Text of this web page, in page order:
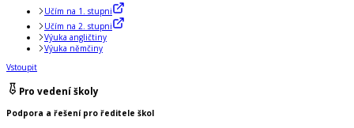
Učím na 1. stupni
Učím na 2. stupni
Výuka angličtiny
Výuka němčiny
Vstoupit
Pro vedení školy
Podpora a řešení pro ředitele škol